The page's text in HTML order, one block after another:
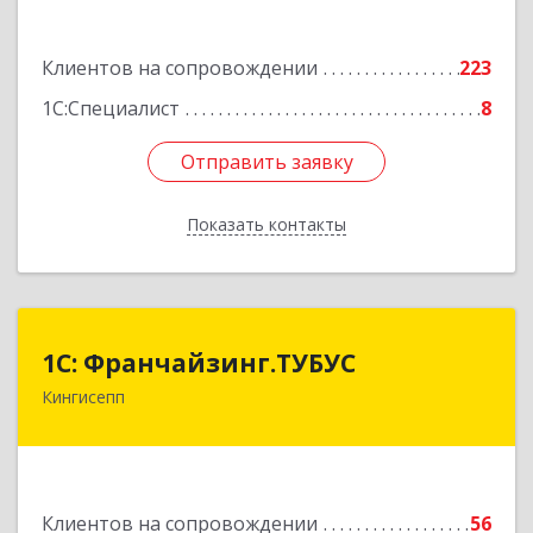
Клиентов на сопровождении
223
1С:Специалист
8
Отправить заявку
Показать контакты
Отправить заявку
Назад
1С: Франчайзинг.ТУБУС
Кингисепп
Клиентов на сопровождении 56
1С: Франчайзинг.ТУБУС